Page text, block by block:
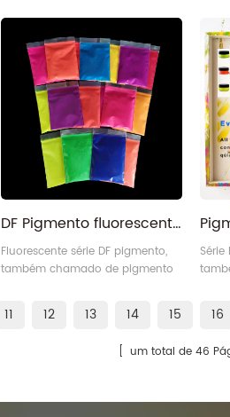
que proporcionam excelentes
resultados em uma variedade de
materiais.
DF Pigmento fluorescente azul neon de alta transparência e alta intensidade de tingimento
Fluorescente série DF pigmento,
também chamado de pigmento
de luz do dia.
Série
luz
até
em
11 12 13 14 15 16
um total de 46